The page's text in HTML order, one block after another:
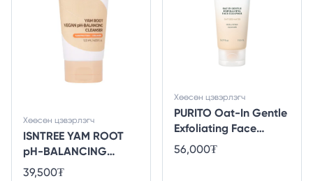
ISNTREE YAM ROOT
pH-BALANCING
CLEANSER 120ml
Хөөсөн цэвэрлэгч
39,500₮
PURITO Oat-In Gentle
Exfoliating Face
Cleanser_GLOBAL
[150ml]
Хөөсөн цэвэрлэгч
56,000₮